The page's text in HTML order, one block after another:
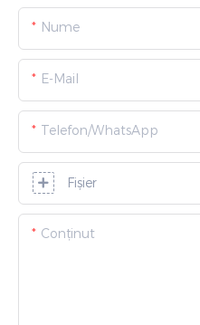
Nume
E-Mail
Telefon/WhatsApp
Fişier
Conţinut